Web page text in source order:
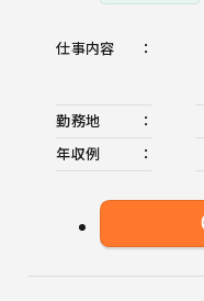
仕事内容
勤務地
年収例